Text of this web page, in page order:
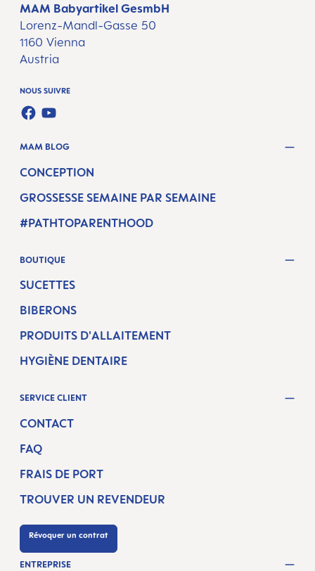
MAM Babyartikel GesmbH
Lorenz-Mandl-Gasse 50
1160 Vienna
Austria
NOUS SUIVRE
FACEBOOK
YOUTUBE
MAM BLOG
CONCEPTION
GROSSESSE SEMAINE PAR SEMAINE
#PATHTOPARENTHOOD
BOUTIQUE
SUCETTES
BIBERONS
PRODUITS D'ALLAITEMENT
HYGIÈNE DENTAIRE
SERVICE CLIENT
CONTACT
FAQ
FRAIS DE PORT
TROUVER UN REVENDEUR
Révoquer un contrat
ENTREPRISE